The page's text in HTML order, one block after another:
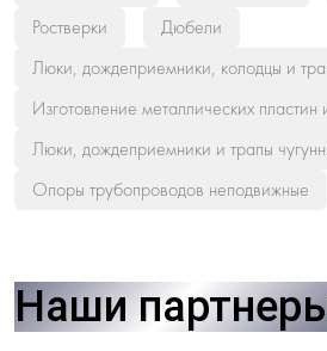
Ростверки
Дюбели
Люки, дождеприемники, колодцы и
Изготовление металлических пластин
Люки, дождеприемники и трапы
Опоры трубопроводов неподвижные
Наши